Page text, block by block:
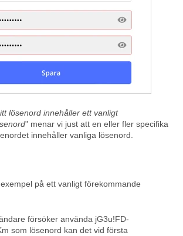
lösenord innehåller ett vanligt
" menar vi just att en eller fler specifika
innehåller vanliga lösenord.
på ett vanligt förekommande
försöker använda jG3u!FD-
som lösenord kan det vid första